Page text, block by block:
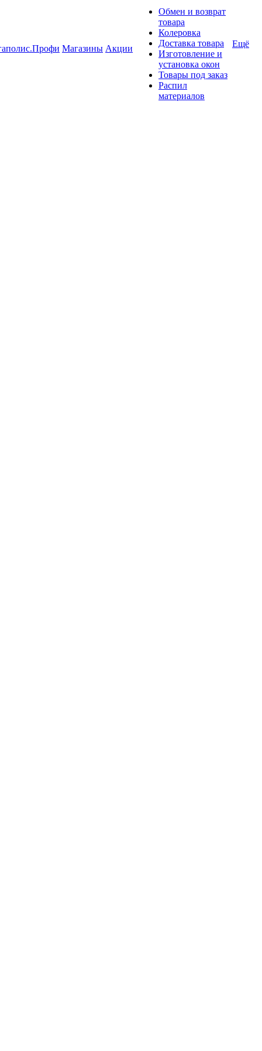
Магазины Акции
Обмен и возврат
товара
Колеровка
Доставка товара
Изготовление и
установка окон
Товары под заказ
Распил
материалов
Ещё